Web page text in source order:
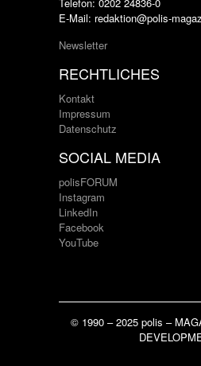
E-Mail: redaktion@polis-
Newsletter
RECHTLICHES
Kontakt
Impressum
Datenschutz
SOCIAL MEDIA
polisFORUM
Instagram
LinkedIn
Facebook
YouTube
© 1990 – 2025 polis –